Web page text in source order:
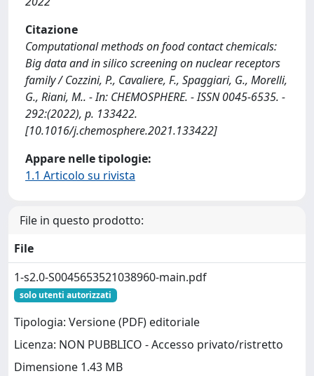
Citazione
Computational methods on food contact chemicals:
Big data and in silico screening on nuclear receptors
family / Cozzini, P., Cavaliere, F., Spaggiari, G., Morelli,
G., Riani, M.. - In: CHEMOSPHERE. - ISSN 0045-6535. -
292:(2022), p. 133422.
[10.1016/j.chemosphere.2021.133422]
Appare nelle tipologie:
1.1 Articolo su rivista
File in questo prodotto:
File
1-s2.0-S0045653521038960-main.pdf
solo utenti autorizzati
Tipologia: Versione (PDF) editoriale
Licenza: NON PUBBLICO - Accesso privato/ristretto
Dimensione 1.43 MB